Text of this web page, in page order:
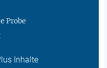
Probe
Inhalte